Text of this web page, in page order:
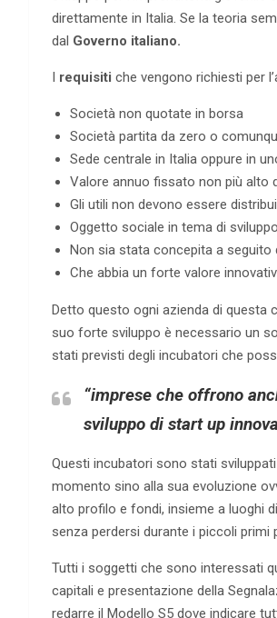
direttamente in Italia. Se la teoria
dal Governo italiano.
I requisiti che vengono richiesti per
Società non quotate in borsa
Società partita da zero o
Sede centrale in Italia oppure in
Valore annuo fissato non più alto
Gli utili non devono essere
Oggetto sociale in tema di
Non sia stata concepita a
Che abbia un forte valore
Detto questo ogni azienda di questa
suo forte sviluppo è necessario un
stati previsti degli incubatori che
“imprese che offrono
sviluppo di start up
Questi incubatori sono stati
momento sino alla sua evoluzione
alto profilo e fondi, insieme a luoghi
senza perdersi durante i piccoli primi
Tutti i soggetti che sono interessati
capitali e presentazione della
redarre il Modello S5 dove indicare